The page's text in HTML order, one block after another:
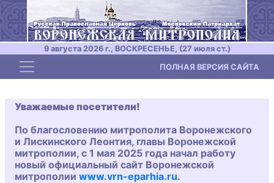
9 августа 2026 г., ВОСКРЕСЕНЬЕ, (27 июля ст.)
Toggle navigation ПОЛНАЯ ВЕРСИЯ САЙТА
Уважаемые посетители!
По благословению митрополита Воронежского
и Лискинского Леонтия, главы Воронежской
митрополии, с 1 мая 2025 года начал работу
новый официальный сайт Воронежской
митрополии www.vrn-eparhia.ru.